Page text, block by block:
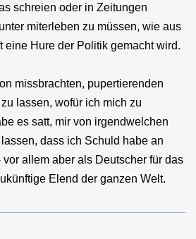
schreien oder in Zeitungen
miterleben zu müssen, wie aus
eine Hure der Politik gemacht wird.
missbrachten, pupertierenden
lassen, wofür ich mich zu
es satt, mir von irgendwelchen
dass ich Schuld habe an
allem aber als Deutscher für das
Elend der ganzen Welt.